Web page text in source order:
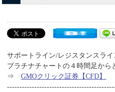
サポートライン/レジスタンスラ
プラチナチャートの４時間足から
⇒GMOクリック証券【CFD】